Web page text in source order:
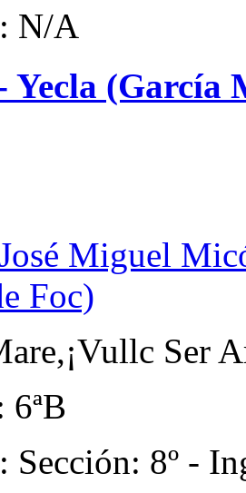
N/A
Yecla (García
Miguel
Foc)
Ser
6ªB
Sección: 8º -